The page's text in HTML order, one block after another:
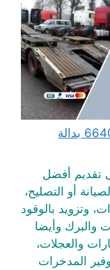
ونش كرين سطحة ام الهيمان 66400336 بدالة
تقديم أفضل
أو التصليح،
وتزويد بالوقود
والبرك وأيضا
والعجلات،
المدخرات